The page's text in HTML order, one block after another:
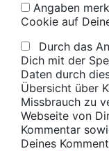
Angaben
Cookie auf
Durch das
Dich mit der
Daten durch
Übersicht über
Missbrauch zu
Webseite von
Kommentar
Deines